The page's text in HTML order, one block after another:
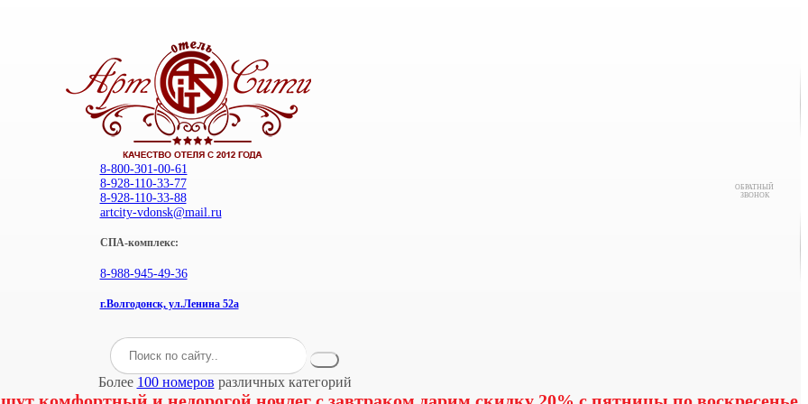
8-800-301-00-61
8-928-110-33-77
8-928-110-33-88
artcity-vdonsk@mail.ru
СПА-комплекс:
8-988-945-49-36
г.Волгодонск, ул.Ленина 52а
ОБРАТНЫЙ
ЗВОНОК
Более 100 номеров различных категорий